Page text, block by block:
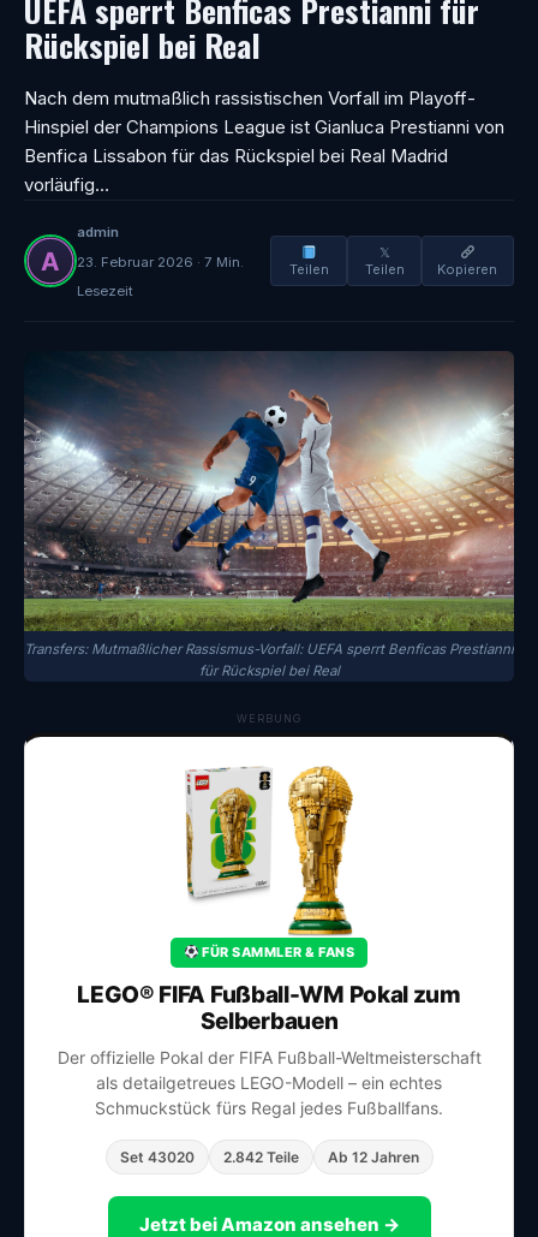
UEFA sperrt Benficas Prestianni für
Rückspiel bei Real
Nach dem mutmaßlich rassistischen Vorfall im Playoff-
Hinspiel der Champions League ist Gianluca Prestianni von
Benfica Lissabon für das Rückspiel bei Real Madrid
vorläufig…
admin
23. Februar 2026 · 7 Min.
Lesezeit
Teilen
𝕏
Teilen
Kopieren
Transfers: Mutmaßlicher Rassismus-Vorfall: UEFA sperrt Benficas Prestianni
für Rückspiel bei Real
WERBUNG
FÜR SAMMLER & FANS
LEGO® FIFA Fußball-WM Pokal zum
Selberbauen
Der offizielle Pokal der FIFA Fußball-Weltmeisterschaft
als detailgetreues LEGO-Modell – ein echtes
Schmuckstück fürs Regal jedes Fußballfans.
Set 43020 2.842 Teile Ab 12 Jahren
Jetzt bei Amazon ansehen →